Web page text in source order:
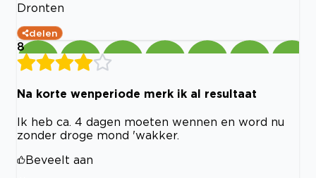
Dronten
delen
8
Na korte wenperiode merk ik al resultaat
Ik heb ca. 4 dagen moeten wennen en word nu
zonder droge mond 'wakker.
Beveelt aan